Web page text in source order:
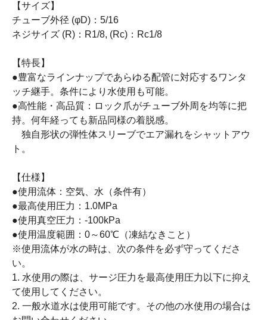
【サイズ】
チューブ外径 (φD)：5/16
ネジサイズ (R)：R1/8, (Rc)：Rc1/8
【特長】
●豊富なラインナップであらゆる配管に対応するワンタ
ッチ継手。条件により水使用も可能。
●高性能・高品質：ロック爪がチューブ外周を均等に把
持。何年経っても新品同様の着脱感。
独自形状の弾性体スリーブでエア漏れをシャットアウ
ト。
【仕様】
●使用流体：空気、水（条件有）
●最高使用圧力：1.0MPa
●使用真空圧力：-100kPa
●使用温度範囲：0～60℃（凍結なきこと）
※使用流体が水の時は、次の条件を必ず守ってくださ
い。
1. 水使用の際は、サージ圧力を最高使用圧力以下に抑え
て使用してください。
2. 一般水道水は使用可能です。その他の水使用の場合は